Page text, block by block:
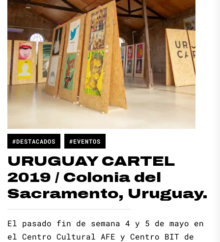
#DESTACADOS #EVENTOS
URUGUAY CARTEL
2019 / Colonia del
Sacramento, Uruguay.
El pasado fin de semana 4 y 5 de mayo en
el Centro Cultural AFE y Centro BIT de